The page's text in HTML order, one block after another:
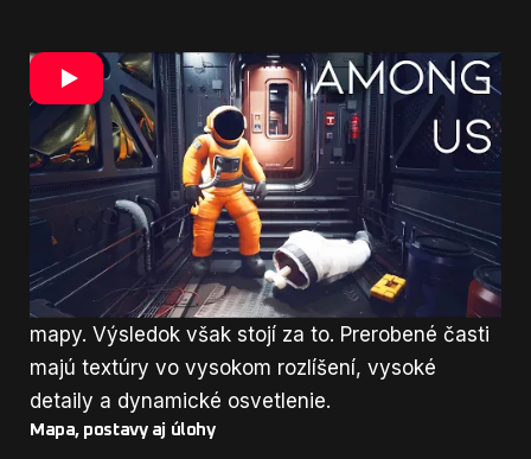
V 10-minútovom videu, ktoré si môžete pozrieť
vyššie, vysvetľuje ako využil assety v Unreal
Engine 4 pri tvorbe realistickej verzie Among Us.
Nie je to teda len obyčajná ukážka, ale celkom
detailný tutoriál. Konkrétne sapustil do
prerábky asi najznámejšej mapy v hre The
Skeld. Keďže tento proces je časovo náročný,
zatiaľ sa mu podarilo prerobiť iba niekoľko častí z
mapy. Výsledok však stojí za to. Prerobené časti
majú textúry vo vysokom rozlíšení, vysoké
detaily a dynamické osvetlenie.
Mapa, postavy aj úlohy